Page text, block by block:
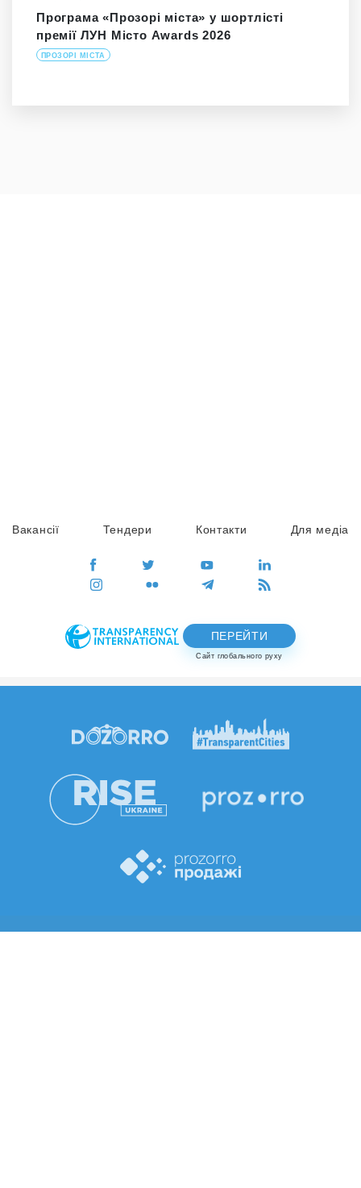
Програма «Прозорі міста» у шортлісті
премії ЛУН Місто Awards 2026
ПРОЗОРІ МІСТА
Вакансії Тендери Контакти Для медіа
ПЕРЕЙТИ
Сайт глобального руху